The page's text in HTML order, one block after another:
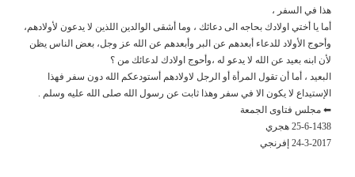
هذا في السفر ،
أما يا أختي اولادك بحاجه الى دعائك ، وما أشقى الوالدين اللذين لا يدعون لأولادهم،
وأحوج الأولاد للدعاء أبعدهم عن البر وأبعدهم عن الله عز وجل، بعض الناس يظن
لأن ابنه بعيد عن الله لا يدعو له ،وأحوج اولادك لدعائك من ؟
البعيد ، أما أن تقول المرأة أو الرجل لاولادهم أستودعكم الله دون سفر فهذا
الإستيداع لا يكون الا في سفر وهذا ثابت عن رسول الله صلى الله عليه وسلم .
⬅ مجلس فتاوى الجمعة
25-6-1438 هجري
24-3-2017 إفرنجي